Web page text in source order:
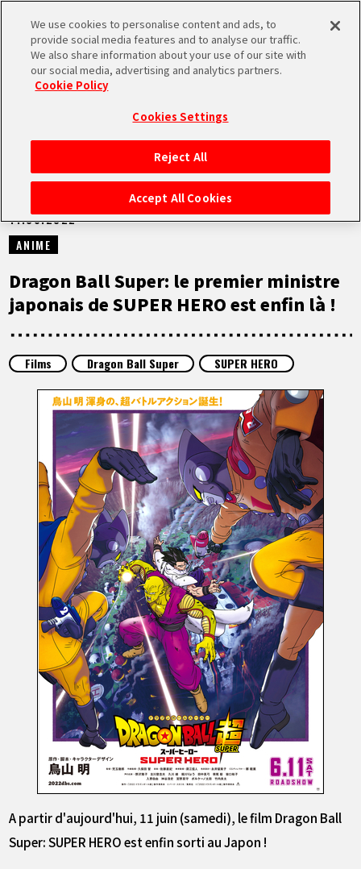
MEN
ACCUEIL
NEWS
À NE PAS MANQUER
ARTICLES
À PROPOS
LANGUAGE
JP
EN FR DE ES
NEWS
11.06.2022
ANIME
Dragon Ball Super: le premier ministre
japonais de SUPER HERO est enfin là !
Films Dragon Ball Super SUPER HERO
A partir d'aujourd'hui, 11 juin (samedi), le film Dragon Ball
Super: SUPER HERO est enfin sorti au Japon !
We use cookies to personalise content and ads, to
provide social media features and to analyse our traffic.
We also share information about your use of our site with
our social media, advertising and analytics partners.
Cookie Policy
Cookies Settings
Reject All
Accept All Cookies